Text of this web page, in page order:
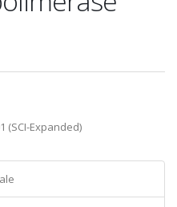
(SCI-Expanded)